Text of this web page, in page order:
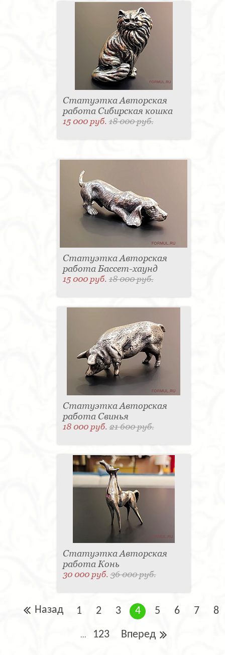
Статуэтка Авторская
работа Сибирская кошка
15 000 руб.18 000 руб.
Статуэтка Авторская
работа Бассет-хаунд
15 000 руб.18 000 руб.
Статуэтка Авторская
работа Свинья
18 000 руб.21 600 руб.
Статуэтка Авторская
работа Конь
30 000 руб.36 000 руб.
Назад 1 2 3 4 5 6 7 8
... 123 Вперед